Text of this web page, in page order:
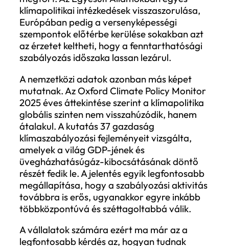
2026 JÚN. 11. BÁTORI LEVENTE
Mit tanulhatnak a vállalatok az Oxford
Climate Policy Monitor legutóbbi
jelentéséből?
Az elmúlt egy-két év politikai fejleményei
alapján könnyű lenne arra a
jutni, hogy a globális klímapolitika
megtört. Az Egyesült Államokban egyes
klímapolitikai intézkedések
Európában pedig a versenyképességi
szempontok előtérbe kerülése sokakban
az érzetet keltheti, hogy a
szabályozás időszaka lassan lezárul.